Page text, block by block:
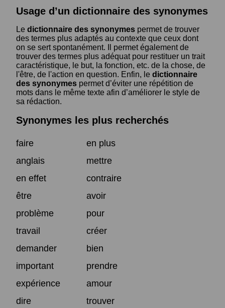
Usage d’un dictionnaire des synonymes
Le dictionnaire des synonymes permet de trouver
des termes plus adaptés au contexte que ceux dont
on se sert spontanément. Il permet également de
trouver des termes plus adéquat pour restituer un trait
caractéristique, le but, la fonction, etc. de la chose, de
l'être, de l'action en question. Enfin, le dictionnaire
des synonymes permet d’éviter une répétition de
mots dans le même texte afin d’améliorer le style de
sa rédaction.
Synonymes les plus recherchés
faire
en plus
anglais
mettre
en effet
contraire
être
avoir
problème
pour
travail
créer
demander
bien
important
prendre
expérience
amour
dire
trouver